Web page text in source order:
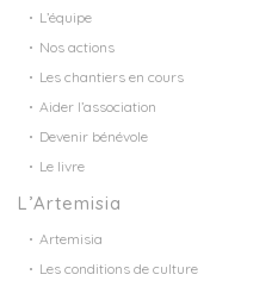
L’équipe
Nos actions
Les chantiers en cours
Aider l’association
Devenir bénévole
Le livre
L’Artemisia
Artemisia
Les conditions de culture